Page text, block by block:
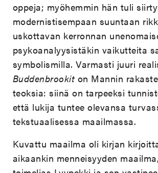
oppeja; myöhemmin hän tuli
modernistisempaan suuntaan
uskottavan kerronnan
psykoanalyysistäkin vaikutteita
symbolismilla. Varmasti juuri
Buddenbrookit on Mannin
teoksia: siinä on tarpeeksi
että lukija tuntee olevansa
tekstuaalisessa maailmassa.
Kuvattu maailma oli kirjan
aikaankin menneisyyden